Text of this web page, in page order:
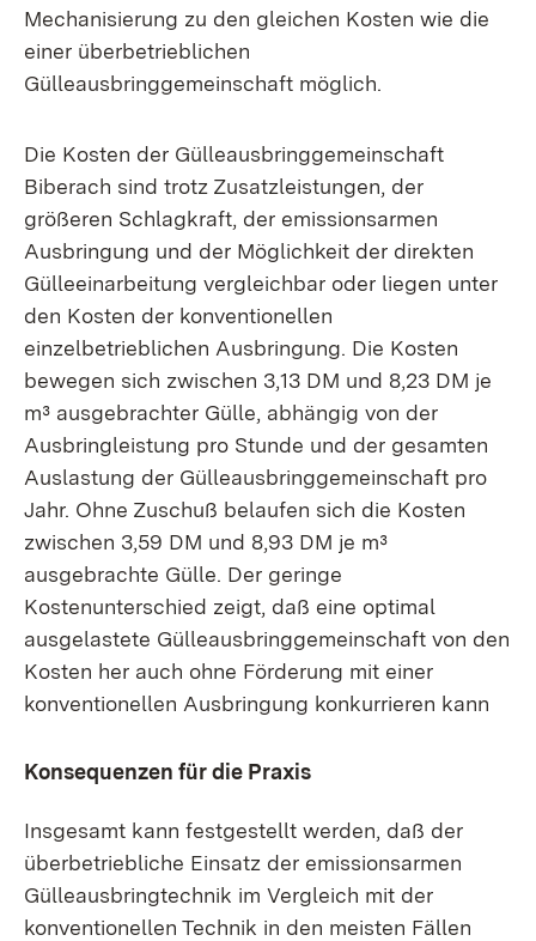
Mechanisierung zu den gleichen Kosten wie die
einer überbetrieblichen
Gülleausbringgemeinschaft möglich.
Die Kosten der Gülleausbringgemeinschaft
Biberach sind trotz Zusatzleistungen, der
größeren Schlagkraft, der emissionsarmen
Ausbringung und der Möglichkeit der direkten
Gülleeinarbeitung vergleichbar oder liegen unter
den Kosten der konventionellen
einzelbetrieblichen Ausbringung. Die Kosten
bewegen sich zwischen 3,13 DM und 8,23 DM je
m³ ausgebrachter Gülle, abhängig von der
Ausbringleistung pro Stunde und der gesamten
Auslastung der Gülleausbringgemeinschaft pro
Jahr. Ohne Zuschuß belaufen sich die Kosten
zwischen 3,59 DM und 8,93 DM je m³
ausgebrachte Gülle. Der geringe
Kostenunterschied zeigt, daß eine optimal
ausgelastete Gülleausbringgemeinschaft von den
Kosten her auch ohne Förderung mit einer
konventionellen Ausbringung konkurrieren kann
Konsequenzen für die Praxis
Insgesamt kann festgestellt werden, daß der
überbetriebliche Einsatz der emissionsarmen
Gülleausbringtechnik im Vergleich mit der
konventionellen Technik in den meisten Fällen